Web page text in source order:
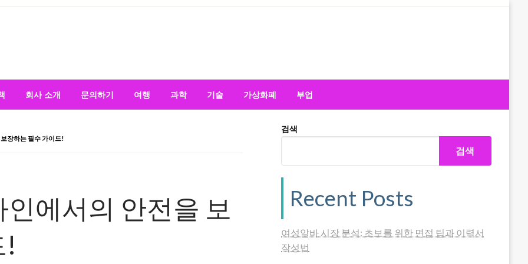
회사 소개 문의하기 여행 과학 기술 가상화폐 부업
장하는 필수 가이드!
에서의 안전을 보
!
검색
검색
Recent Posts
여성알바 시장 분석: 초보를 위한 면접 팁과 이력서
작성법